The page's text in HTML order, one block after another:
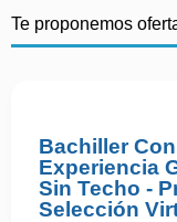
Te proponemos
Bachiller
Experiencia
Sin Techo -
Selección